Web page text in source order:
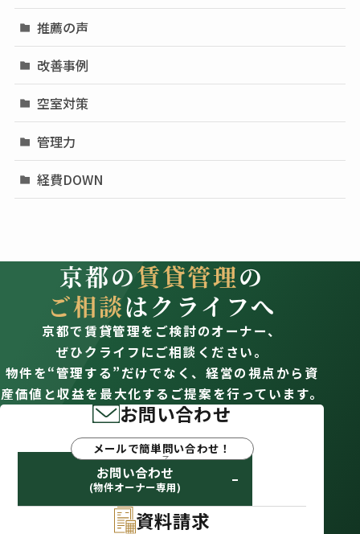
推薦の声
改善事例
空室対策
管理力
経費DOWN
京都の賃貸管理の
ご相談はクライフへ
京都で賃貸管理をご検討のオーナー、
ぜひクライフにご相談ください。
物件を“管理する”だけでなく、経営の視点から資
産価値と収益を最大化するご提案を行っています。
お問い合わせ
メールで簡単問い合わせ！
お問い合わせ
(物件オーナー専用)
資料請求